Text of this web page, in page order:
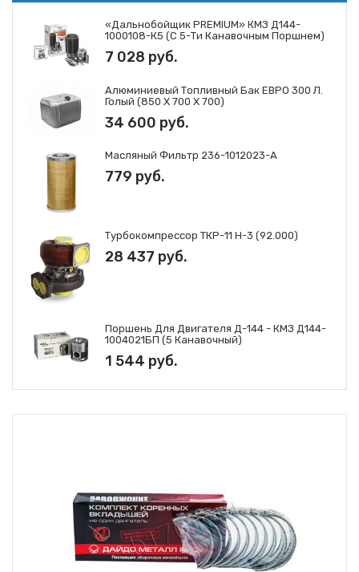
«Дальнобойщик PREMIUM» КМЗ Д144-
1000108-К5 (с 5-Ти Канавочным Поршнем)
7 028 руб.
Алюминиевый Топливный Бак ЕВРО 300 Л.
Голый (850 Х 700 Х 700)
34 600 руб.
Масляный Фильтр 236-1012023-А
779 руб.
Турбокомпрессор ТКР-11 Н-3 (92.000)
28 437 руб.
Поршень Для Двигателя Д-144 - КМЗ Д144-
1004021БП (5 Канавочный)
1 544 руб.